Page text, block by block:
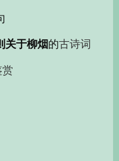
关于柳烟的古诗词